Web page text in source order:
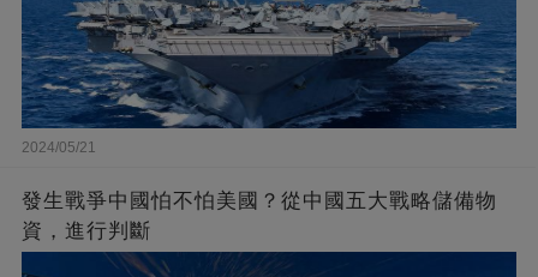
2024/05/21
發生戰爭中國怕不怕美國？從中國五大戰略儲備物
資，進行判斷